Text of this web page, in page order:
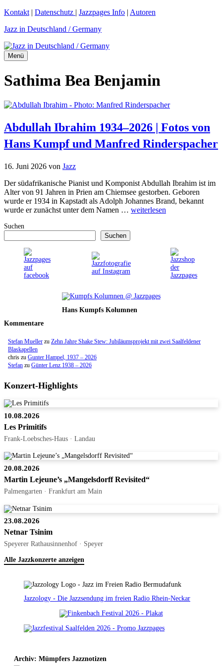
Zum
springen
Kontakt | Datenschutz | Jazzpages Info | Autoren
Jazz in Deutschland / Germany
Menü
Sathima Bea Benjamin
Abdullah Ibrahim 1934–2026 | Fotos von
Hans Kumpf und Manfred Rinderspacher
16. Juni 2026 von Jazz
Der südafrikanische Pianist und Komponist Abdullah Ibrahim ist im
Alter von 91 Jahren in Prien am Chiemsee gestorben. Geboren
wurde er 1934 in Kapstadt als Adolph Johannes Brand, bekannt
wurde er zunächst unter dem Namen … weiterlesen
Suchen
Suchen
Hans Kumpfs Kolumnen
Kommentare
Stefan Mueller zu Zehn Jahre Shake Stew: Jubiläumsprojekt mit zwei Saalfeldener
Blaskapellen
chris zu Gunter Hampel, 1937 – 2026
Stefan zu Günter Lenz 1938 – 2026
Konzert-Highlights
10.08.2026
Les Primitifs
Frank-Loebsches-Haus · Landau
20.08.2026
Martin Lejeune’s „Mangelsdorff Revisited“
Palmengarten · Frankfurt am Main
23.08.2026
Netnar Tsinim
Speyerer Rathausinnenhof · Speyer
Alle Jazzkonzerte anzeigen
Jazzology - Die Jazzsendung im freien Radio Rhein-Neckar
Archiv: Mümpfers Jazznotizen